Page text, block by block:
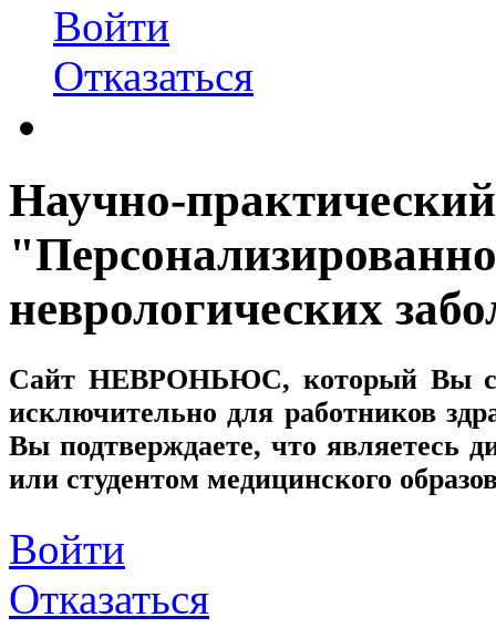
Войти
Отказаться
Научно-
неврологических
Сайт НЕВРОНЬЮС, который Вы
исключительно для работников
Вы подтверждаете, что являетесь
или студентом медицинского
Войти
Отказаться